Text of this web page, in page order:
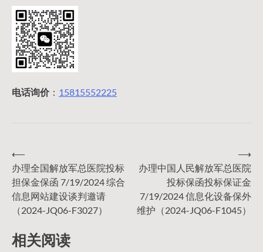
电话询价： 15815552225
文
章
导
⟵
办理全国解放军总医院投标
担保金保函 7/19/2024 综合
信息网站建设谈判邀请
（2024-JQ06-F3027）
办理中国人民解放军总医院
投标保函投标保证金
7/19/2024 信息化设备保外
维护（2024-JQ06-F1045）
⟶
相关阅读